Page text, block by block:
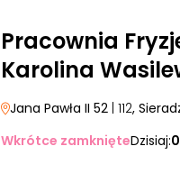
Pracownia
Karolina
Jana Pawła II 52 | 112,
Wkrótce zamknięteDzisiaj: